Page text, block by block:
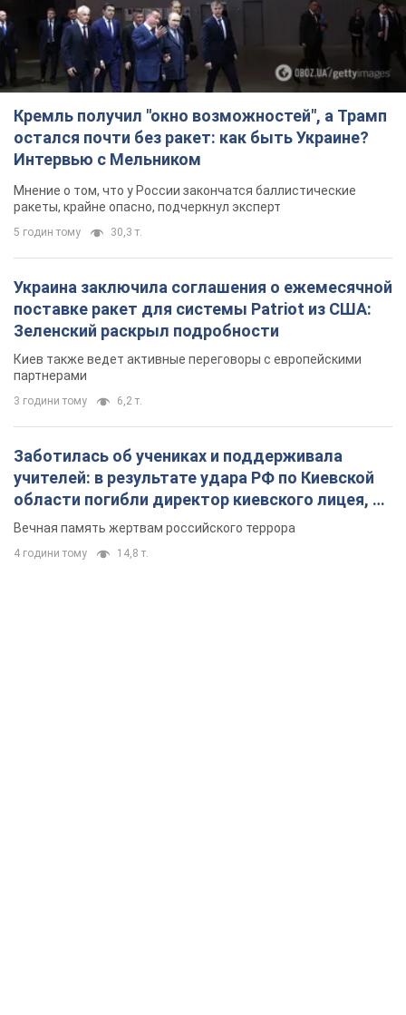
Кремль получил "окно возможностей", а Трамп
остался почти без ракет: как быть Украине?
Интервью с Мельником
Мнение о том, что у России закончатся баллистические
ракеты, крайне опасно, подчеркнул эксперт
5 годин тому 30,3 т.
Украина заключила соглашения о ежемесячной
поставке ракет для системы Patriot из США:
Зеленский раскрыл подробности
Киев также ведет активные переговоры с европейскими
партнерами
3 години тому 6,2 т.
Заботилась об учениках и поддерживала
учителей: в результате удара РФ по Киевской
области погибли директор киевского лицея, её
муж и внук
Вечная память жертвам российского террора
4 години тому 14,8 т.